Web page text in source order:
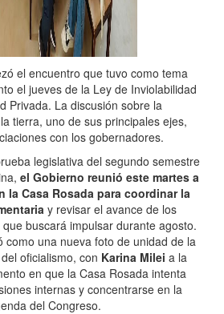
el encuentro que tuvo como tema
el jueves de la Ley de Inviolabilidad
Privada. La discusión sobre la
tierra, uno de sus principales ejes,
con los gobernadores.
legislativa del segundo semestre
el Gobierno reunió este martes a
la Casa Rosada para coordinar la
y revisar el avance de los
buscará impulsar durante agosto.
como una nueva foto de unidad de la
oficialismo, con Karina Milei a la
en que la Casa Rosada intenta
internas y concentrarse en la
del Congreso.